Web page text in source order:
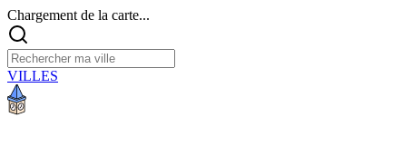
Chargement de la carte...
VILLES